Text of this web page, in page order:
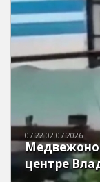
07:22 02.07.2026
центре